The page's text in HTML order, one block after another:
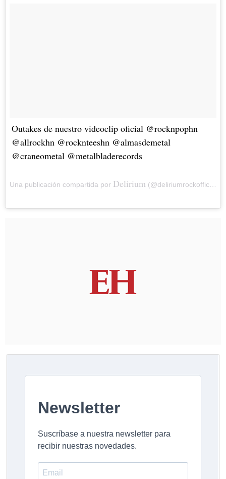
Outakes de nuestro videoclip oficial @rocknpophn
@allrockhn @rocknteeshn @almasdemetal
@craneometal @metalbladerecords
Una publicación compartida por Delirium (@deliriumrockofficial) el Abr 22, 2018 at 5:05 PDT